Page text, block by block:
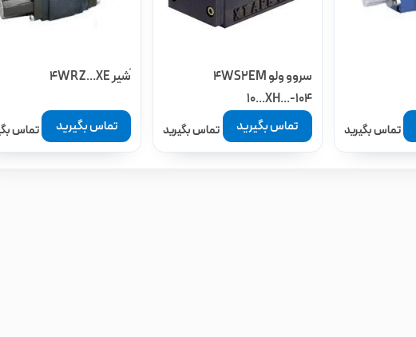
تماس بگیرید
سروو ولو 4WS2EM
10...XH...-104
تماس بگیرید تماس بگیرید
َشیر 4WRZ…XE
تماس تماس بگیرید